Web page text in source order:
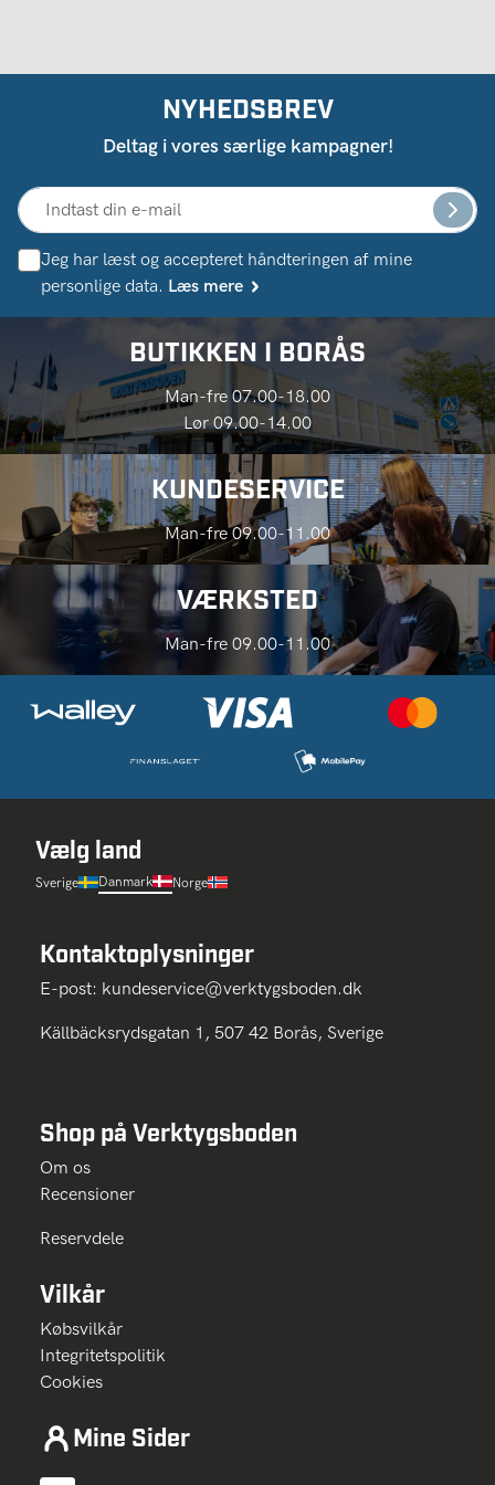
NYHEDSBREV
Deltag i vores særlige kampagner!
Jeg har læst og accepteret håndteringen af ​​mine
personlige data. Læs mere
BUTIKKEN I BORÅS
Man-fre 07.00-18.00
Lør 09.00-14.00
KUNDESERVICE
Man-fre 09.00-11.00
VÆRKSTED
Man-fre 09.00-11.00
Vælg land
Sverige Danmark Norge
Kontaktoplysninger
E-post: kundeservice@verktygsboden.dk
Källbäcksrydsgatan 1, 507 42 Borås, Sverige
Shop på Verktygsboden
Om os
Recensioner
Reservdele
Vilkår
Købsvilkår
Integritetspolitik
Cookies
Mine Sider